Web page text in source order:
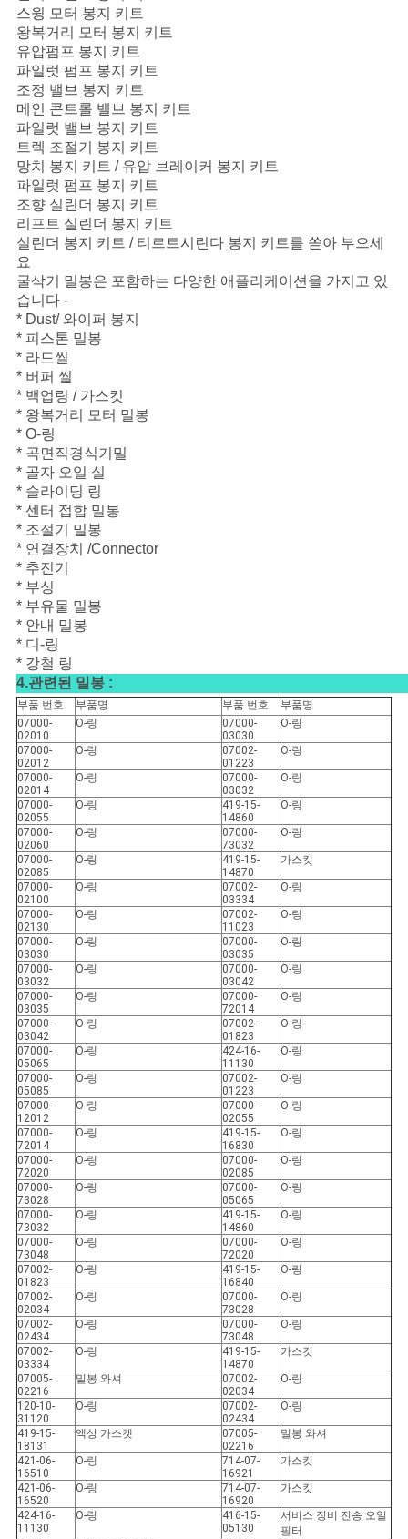
스윙 모터 봉지 키트
왕복거리 모터 봉지 키트
유압펌프 봉지 키트
파일럿 펌프 봉지 키트
조정 밸브 봉지 키트
메인 콘트롤 밸브 봉지 키트
파일럿 밸브 봉지 키트
트렉 조절기 봉지 키트
망치 봉지 키트 / 유압 브레이커 봉지 키트
파일럿 펌프 봉지 키트
조향 실린더 봉지 키트
리프트 실린더 봉지 키트
실린더 봉지 키트 / 티르트시린다 봉지 키트를 쏟아 부으세
요
굴삭기 밀봉은 포함하는 다양한 애플리케이션을 가지고 있
습니다 -
* Dust/ 와이퍼 봉지
* 피스톤 밀봉
* 라드씰
* 버퍼 씰
* 백업링 / 가스킷
* 왕복거리 모터 밀봉
* O-링
* 곡면직경식기밀
* 골자 오일 실
* 슬라이딩 링
* 센터 접합 밀봉
* 조절기 밀봉
* 연결장치 /Connector
* 추진기
* 부싱
* 부유물 밀봉
* 안내 밀봉
* 디-링
* 강철 링
4.관련된 밀봉 :
부품 번호 부품명 부품 번호
부품명
07000-
02010
O-링
07000-
03030
O-링
07000-
02012
O-링
07002-
01223
O-링
07000-
02014
O-링
07000-
03032
O-링
07000-
02055
O-링
419-15-
14860
O-링
07000-
02060
O-링
07000-
73032
O-링
07000-
02085
O-링
419-15-
14870
가스킷
07000-
02100
O-링
07002-
03334
O-링
07000-
02130
O-링
07002-
11023
O-링
07000-
03030
O-링
07000-
03035
O-링
07000-
03032
O-링
07000-
03042
O-링
07000-
03035
O-링
07000-
72014
O-링
07000-
03042
O-링
07002-
01823
O-링
07000-
05065
O-링
424-16-
11130
O-링
07000-
05085
O-링
07002-
01223
O-링
07000-
12012
O-링
07000-
02055
O-링
07000-
72014
O-링
419-15-
16830
O-링
07000-
72020
O-링
07000-
02085
O-링
07000-
73028
O-링
07000-
05065
O-링
07000-
73032
O-링
419-15-
14860
O-링
07000-
73048
O-링
07000-
72020
O-링
07002-
01823
O-링
419-15-
16840
O-링
07002-
02034
O-링
07000-
73028
O-링
07002-
02434
O-링
07000-
73048
O-링
07002-
03334
O-링
419-15-
14870
가스킷
07005-
02216
밀봉 와셔
07002-
02034
O-링
120-10-
31120
O-링
07002-
02434
O-링
419-15-
18131
액상 가스켓
07005-
02216
밀봉 와셔
421-06-
16510
O-링
714-07-
16921
가스킷
421-06-
16520
O-링
714-07-
16920
가스킷
424-16-
11130
O-링
416-15-
05130
서비스 장비 전송 오일
필터